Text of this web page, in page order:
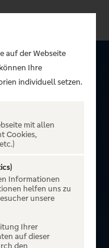
-
LIEB
2026
ICH
2026
auf der Webseite
Ihre
individuell setzen.
mit allen
Cookies,
Informationen
helfen uns zu
unsere
Ihrer
auf dieser